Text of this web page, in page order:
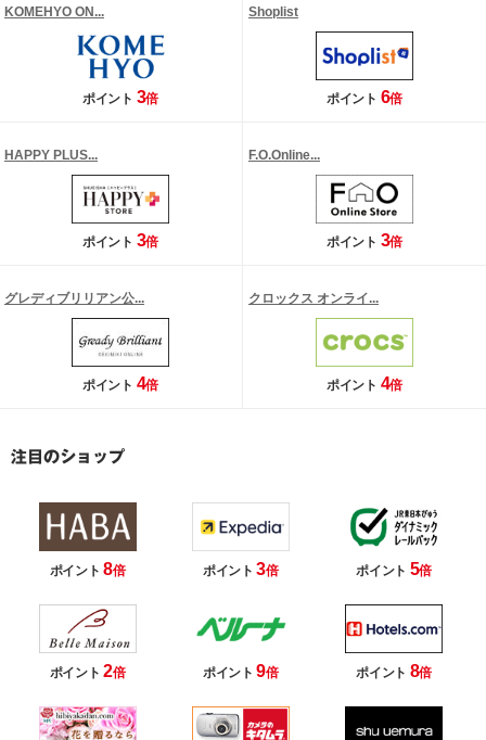
KOMEHYO ON...
ポイント 3倍
Shoplist
ポイント 6倍
HAPPY PLUS...
ポイント 3倍
F.O.Online...
ポイント 3倍
グレディブリリアン公...
ポイント 4倍
クロックス オンライ...
ポイント 4倍
ポイント8倍 ポイント3倍 ポイント 5倍
ポイント2倍 ポイント9倍 ポイント 8倍